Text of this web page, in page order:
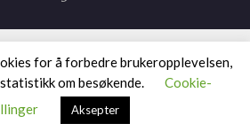
for å forbedre brukeropplevelsen,
om besøkende.
Cookie-
Aksepter